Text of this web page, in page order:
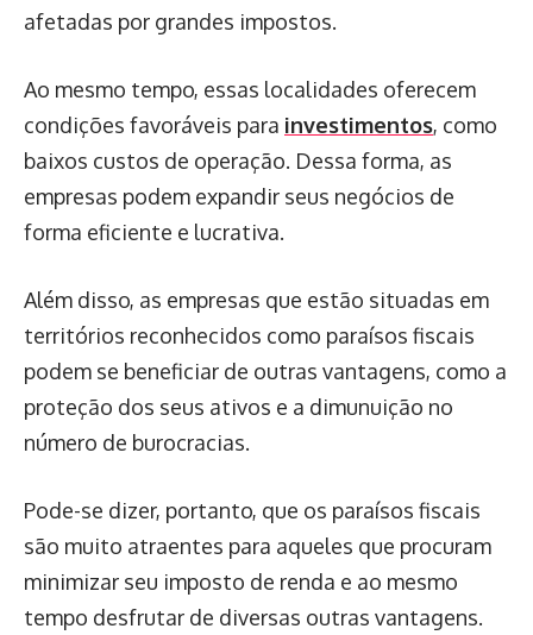
afetadas por grandes impostos.
Ao mesmo tempo, essas localidades oferecem
condições favoráveis para investimentos, como
baixos custos de operação. Dessa forma, as
empresas podem expandir seus negócios de
forma eficiente e lucrativa.
Além disso, as empresas que estão situadas em
territórios reconhecidos como paraísos fiscais
podem se beneficiar de outras vantagens, como a
proteção dos seus ativos e a dimunuição no
número de burocracias.
Pode-se dizer, portanto, que os paraísos fiscais
são muito atraentes para aqueles que procuram
minimizar seu imposto de renda e ao mesmo
tempo desfrutar de diversas outras vantagens.